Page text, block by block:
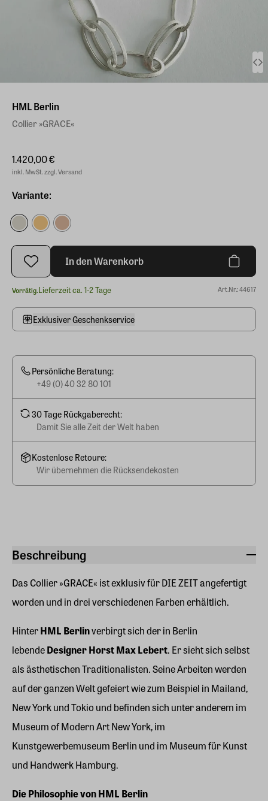
Beschreibung
Das Collier »GRACE« ist exklusiv für DIE ZEIT angefertigt
worden und in drei verschiedenen Farben erhältlich.
HinterHML Berlinverbirgt sich der in Berlin
lebendeDesigner Horst Max Lebert. Er sieht sich selbst
als ästhetischen Traditionalisten. Seine Arbeiten werden
auf der ganzen Welt gefeiert wie zum Beispiel in Mailand,
New York und Tokio und befinden sich unter anderem im
Museum of Modern Art New York, im
Kunstgewerbemuseum Berlin und im Museum für Kunst
und Handwerk Hamburg.
Die Philosophie von HML Berlin
HML Berlin
Collier »GRACE«
1.420,00 €
inkl. MwSt. zzgl. Versand
Variante:
In den Warenkorb
Vorrätig.Lieferzeit ca. 1-2 Tage Art.Nr.: 44617
Exklusiver Geschenkservice
Persönliche Beratung:
+49 (0) 40 32 80 101
30 Tage Rückgaberecht:
Damit Sie alle Zeit der Welt haben
Kostenlose Retoure:
Wir übernehmen die Rücksendekosten